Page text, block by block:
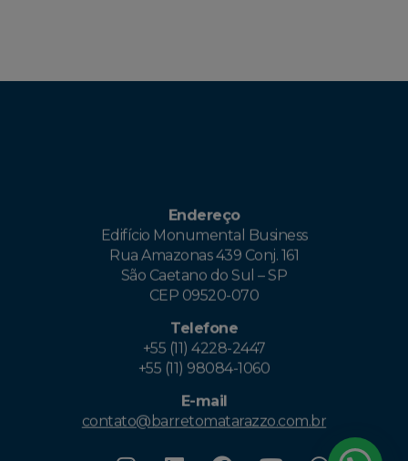
Endereço
Edifício Monumental Business
Rua Amazonas 439 Conj. 161
São Caetano do Sul – SP
CEP 09520-070
Telefone
+55 (11) 4228-2447
+55 (11) 98084-1060
E-mail
contato@barretomatarazzo.com.br